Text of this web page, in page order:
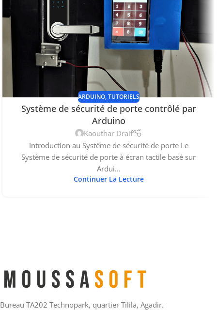
ARDUINO,TUTORIELS
Système de sécurité de porte contrôlé par
Arduino
Kaouthar Draif
Introduction au Système de sécurité de porte Le
Système de sécurité de porte à écran tactile basé sur
Ardui...
Continuer La Lecture
Bureau TA202 Technopark, quartier Tilila, Agadir.